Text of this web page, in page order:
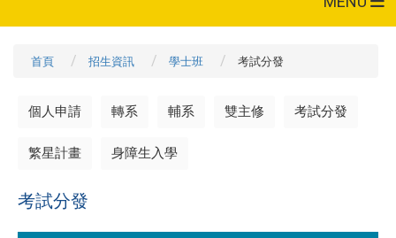
首頁 招生資訊 學士班 考試分發
個人申請 轉系 輔系 雙主修 考試分發
繁星計畫 身障生入學
考試分發